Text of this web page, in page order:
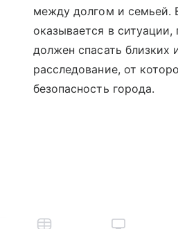
между долгом и семьей.
оказывается в ситуации,
должен спасать близких
расследование, от
безопасность города.